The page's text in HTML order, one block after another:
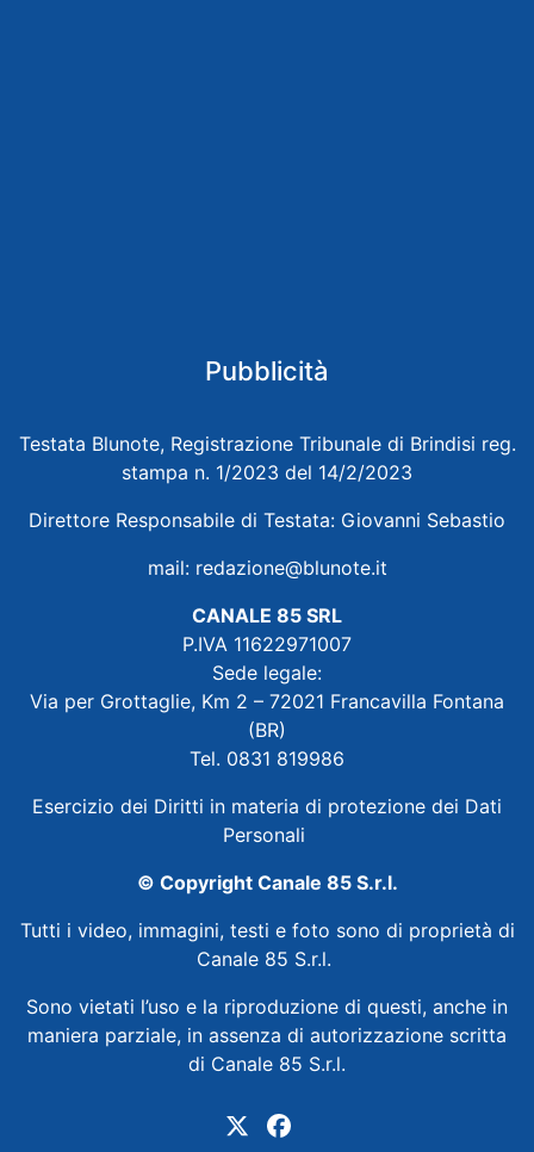
Pubblicità
Testata Blunote, Registrazione Tribunale di Brindisi reg.
stampa n. 1/2023 del 14/2/2023
Direttore Responsabile di Testata: Giovanni Sebastio
mail: redazione@blunote.it
CANALE 85 SRL
P.IVA 11622971007
Sede legale:
Via per Grottaglie, Km 2 – 72021 Francavilla Fontana
(BR)
Tel. 0831 819986
Esercizio dei Diritti in materia di protezione dei Dati
Personali
© Copyright Canale 85 S.r.l.
Tutti i video, immagini, testi e foto sono di proprietà di
Canale 85 S.r.l.
Sono vietati l’uso e la riproduzione di questi, anche in
maniera parziale, in assenza di autorizzazione scritta
di Canale 85 S.r.l.